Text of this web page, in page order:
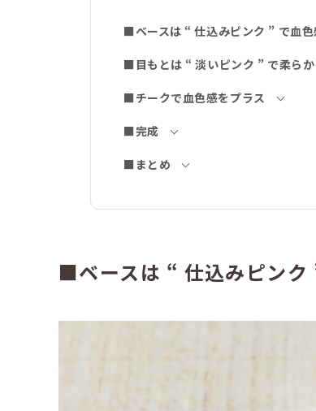
■ベースは “ 仕込みピンク ” で血色
■目もとは “ 淡いピンク ” で柔らか
■チークで血色感をプラス
■完成
■まとめ
■ベースは “ 仕込みピンク